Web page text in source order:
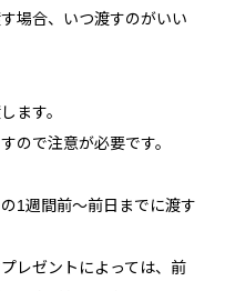
場合、いつ渡すのがいい
ます。
ので注意が必要です。
1週間前～前日までに渡す
レゼントによっては、前